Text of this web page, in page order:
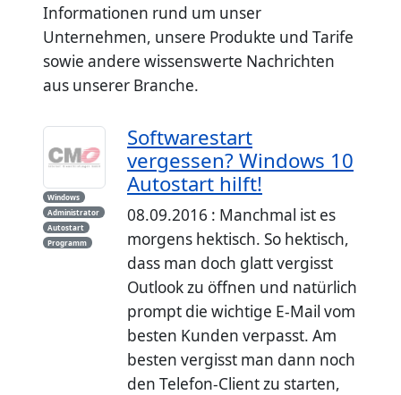
Informationen rund um unser
Unternehmen, unsere Produkte und Tarife
sowie andere wissenswerte Nachrichten
aus unserer Branche.
Windows
Administrator
Autostart
Programm
Softwarestart
vergessen? Windows 10
Autostart hilft!
08.09.2016 : Manchmal ist es
morgens hektisch. So hektisch,
dass man doch glatt vergisst
Outlook zu öffnen und natürlich
prompt die wichtige E-Mail vom
besten Kunden verpasst. Am
besten vergisst man dann noch
den Telefon-Client zu starten,